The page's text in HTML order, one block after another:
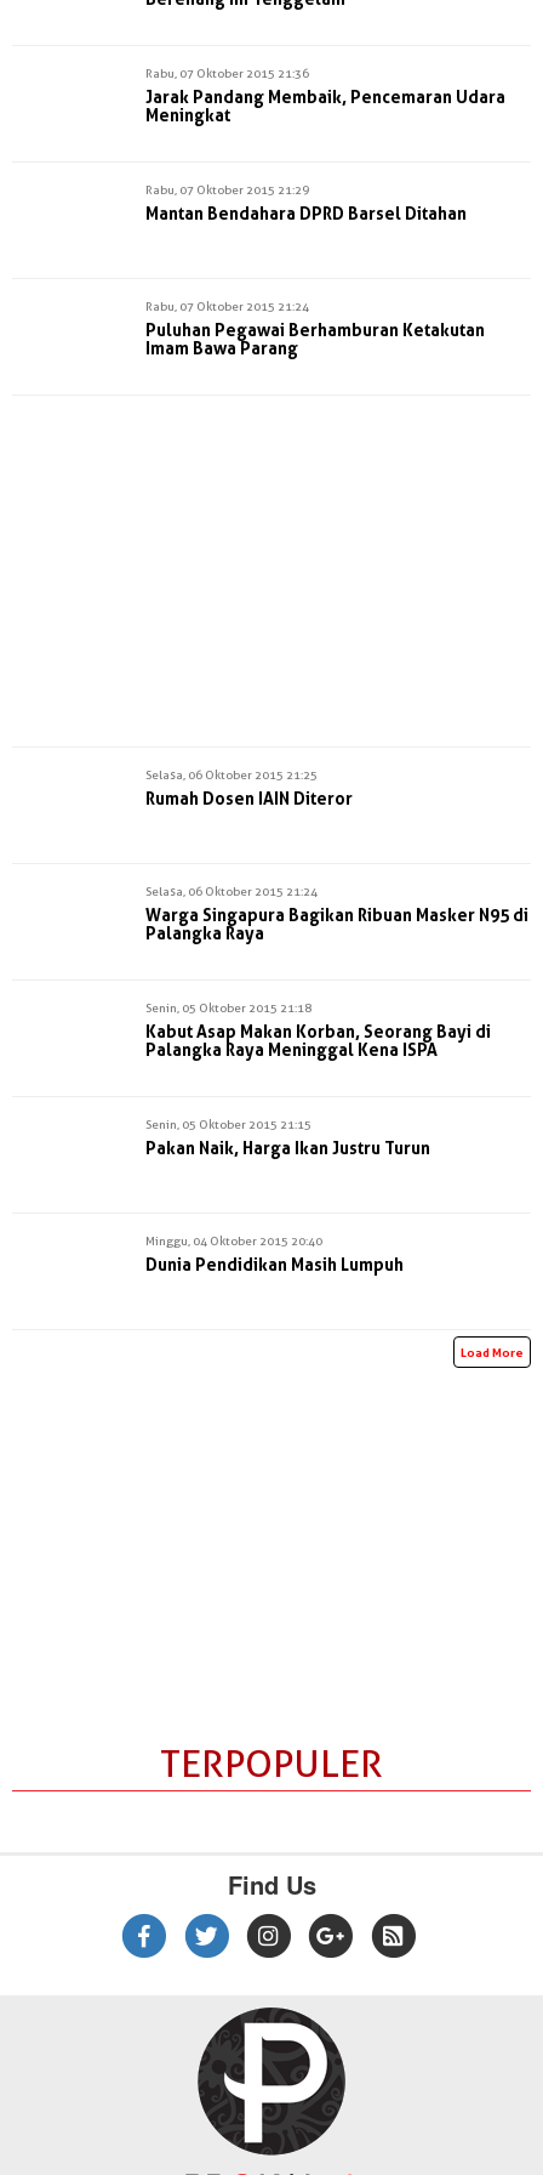
Rabu, 07 Oktober 2015 21:36
Jarak Pandang Membaik, Pencemaran Udara
Meningkat
Rabu, 07 Oktober 2015 21:29
Mantan Bendahara DPRD Barsel Ditahan
Rabu, 07 Oktober 2015 21:24
Puluhan Pegawai Berhamburan Ketakutan
Imam Bawa Parang
Selasa, 06 Oktober 2015 21:25
Rumah Dosen IAIN Diteror
Selasa, 06 Oktober 2015 21:24
Warga Singapura Bagikan Ribuan Masker N95 di
Palangka Raya
Senin, 05 Oktober 2015 21:18
Kabut Asap Makan Korban, Seorang Bayi di
Palangka Raya Meninggal Kena ISPA
Senin, 05 Oktober 2015 21:15
Pakan Naik, Harga Ikan Justru Turun
Minggu, 04 Oktober 2015 20:40
Dunia Pendidikan Masih Lumpuh
Load More
TERPOPULER
Find Us